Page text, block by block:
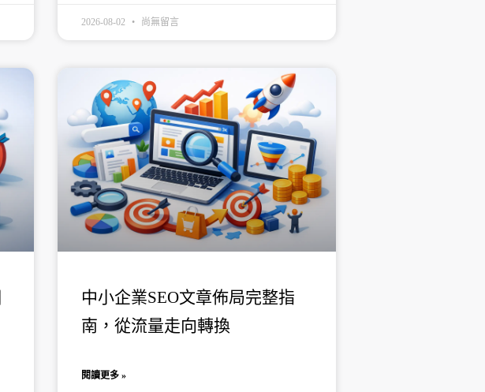
2026-08-02 尚無留言
中小企業SEO文章佈局完整指
南，從流量走向轉換
閱讀更多 »